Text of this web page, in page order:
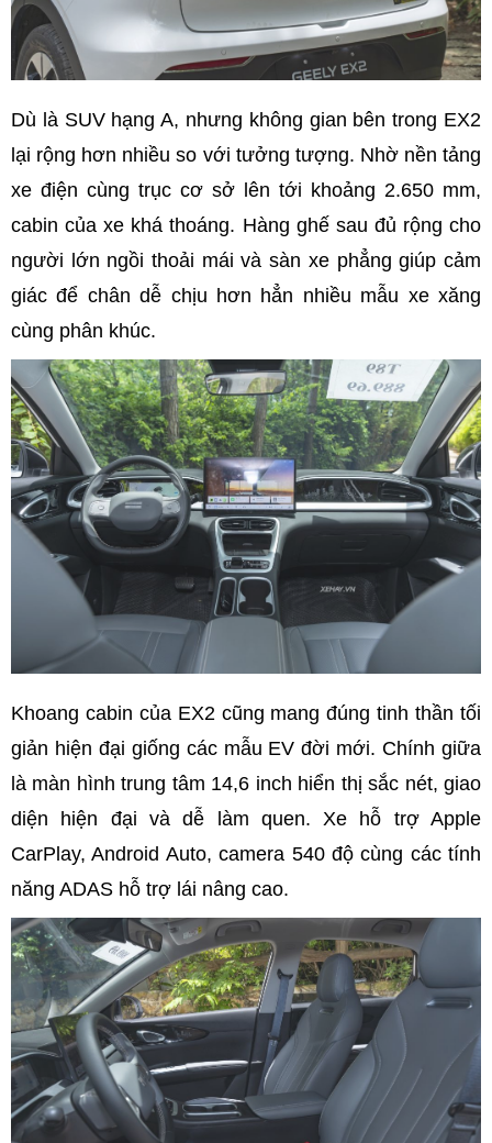
Dù là SUV hạng A, nhưng không gian bên trong EX2
lại rộng hơn nhiều so với tưởng tượng. Nhờ nền tảng
xe điện cùng trục cơ sở lên tới khoảng 2.650 mm,
cabin của xe khá thoáng. Hàng ghế sau đủ rộng cho
người lớn ngồi thoải mái và sàn xe phẳng giúp cảm
giác để chân dễ chịu hơn hẳn nhiều mẫu xe xăng
cùng phân khúc.
Khoang cabin của EX2 cũng mang đúng tinh thần tối
giản hiện đại giống các mẫu EV đời mới. Chính giữa
là màn hình trung tâm 14,6 inch hiển thị sắc nét, giao
diện hiện đại và dễ làm quen. Xe hỗ trợ Apple
CarPlay, Android Auto, camera 540 độ cùng các tính
năng ADAS hỗ trợ lái nâng cao.